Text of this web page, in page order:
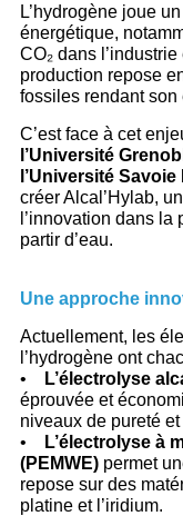
L’hydrogène joue
énergétique,
CO₂ dans
production repose
fossiles rendant son
C’est face à cet
l’Université
l’Université
créer Alcal’Hylab,
l’innovation dans la
partir d’eau.
Une approche
Actuellement, les
l’hydrogène ont
•
L’électrolyse
éprouvée et
niveaux de pureté
•
L’électrolyse à
(PEMWE)permet
repose sur des
platine et l’iridium.